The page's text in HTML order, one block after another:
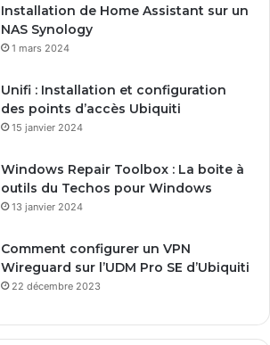
Installation de Home Assistant sur un
NAS Synology
1 mars 2024
Unifi : Installation et configuration
des points d’accès Ubiquiti
15 janvier 2024
Windows Repair Toolbox : La boite à
outils du Techos pour Windows
13 janvier 2024
Comment configurer un VPN
Wireguard sur l’UDM Pro SE d’Ubiquiti
22 décembre 2023